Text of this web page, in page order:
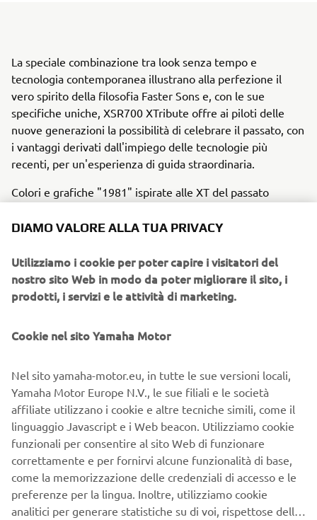
La speciale combinazione tra look senza tempo e
tecnologia contemporanea illustrano alla perfezione il
vero spirito della filosofia Faster Sons e, con le sue
specifiche uniche, XSR700 XTribute offre ai piloti delle
nuove generazioni la possibilità di celebrare il passato, con
i vantaggi derivati dall'impiego delle tecnologie più
recenti, per un'esperienza di guida straordinaria.
Colori e grafiche "1981" ispirate alle XT del passato
Manubrio e pedane in stile Off Road
Speciale sella piatta e soffietti forcella
Fascino classico da scrambler e tecnologia contemporanea
Strumentazione, comandi e cover radiatore neri
Leggera, compatta e agile
Scarico nero hi-tech Akrapovič optional
Caratteristiche principali
• Motore da 689 cc CP2 con una coppia corposa
• Telaio in acciaio compatto e agile
DIAMO VALORE ALLA TUA PRIVACY
Utilizziamo i cookie per poter capire i visitatori del
nostro sito Web in modo da poter migliorare il sito, i
prodotti, i servizi e le attività di marketing.
Cookie nel sito Yamaha Motor
Nel sito yamaha-motor.eu, in tutte le sue versioni locali,
Yamaha Motor Europe N.V., le sue filiali e le società
affiliate utilizzano i cookie e altre tecniche simili, come il
linguaggio Javascript e i Web beacon. Utilizziamo cookie
funzionali per consentire al sito Web di funzionare
correttamente e per fornirvi alcune funzionalità di base,
come la memorizzazione delle credenziali di accesso e le
preferenze per la lingua. Inoltre, utilizziamo cookie
analitici per generare statistiche su di voi, rispettose della